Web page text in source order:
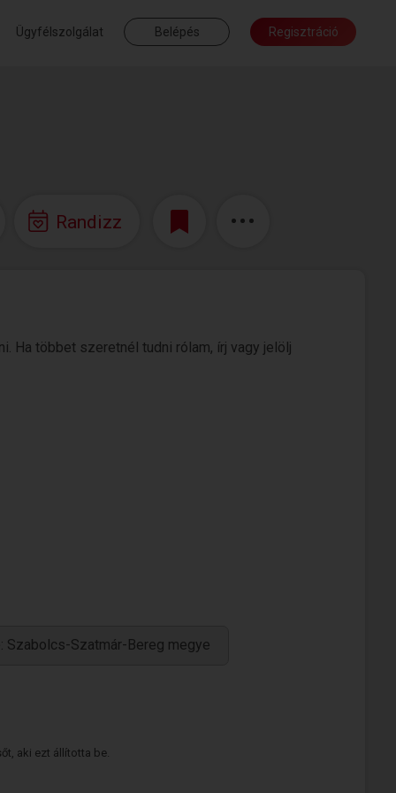
Ügyfélszolgálat Belépés Regisztráció
Randizz
Ha többet szeretnél tudni rólam, írj vagy jelölj
Szabolcs-Szatmár-Bereg megye
aki ezt állította be.